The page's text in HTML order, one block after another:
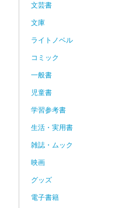
文芸書
文庫
ライトノベル
コミック
一般書
児童書
学習参考書
生活・実用書
雑誌・ムック
映画
グッズ
電子書籍